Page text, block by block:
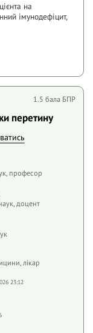
на
імунодефіцит,
1.5 бала БПР
перетину
професор
доцент
лікар
23:12